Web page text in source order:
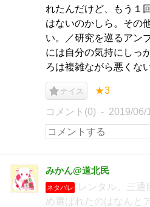
れたんだけど、もう１
はないのかしら。その
い。／研究を巡るアン
には自分の気持にしっ
ろは複雑ながら悪くない
ナイス ★3
コメント(0) 2019/06/
みかん@道北民
ネタバレ
レンタル。三通
め選ばれたのはなんと